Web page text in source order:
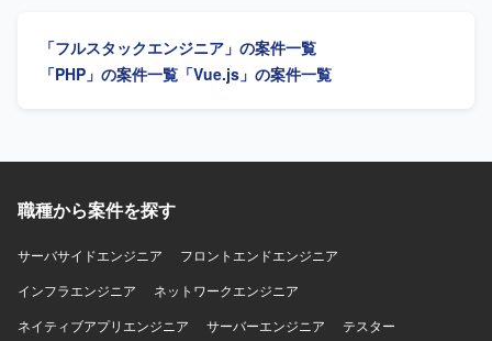
ース管理にも関与できるため、PMとしてのキャリアとエン
ジニアとしての技術力を両立して伸ばしていただけます。
業務システムの品質向上に取り組んでいただきます。 【求
める人物像】 上流工程から運用保守まで幅広い工程に主体
ケーションを取りながら業務を進められる方にマッチした
保守まで、クラウド業務システム開発の全工程に関わるこ
とができるため、上流から下流まで一貫した経験を積むこ
とができます。SE、PG、管理といった複数の役割を柔軟に
担うことで、技術スキルとマネジメントスキルの双方を磨
いていただけます。 【開発環境】 PHPおよびLaravelを用
「フルスタックエンジニア」の案件一覧
「PHP」の案件一覧 「Vue.js」の案件一覧
職種から案件を探す
サーバサイドエンジニア
フロントエンドエンジニア
インフラエンジニア
ネットワークエンジニア
ネイティブアプリエンジニア
サーバーエンジニア
テスター